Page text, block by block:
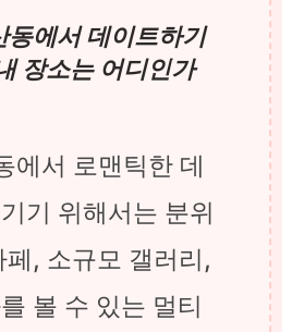
동에서 데이트하기
장소는 어디인가
에서 로맨틱한 데
기 위해서는 분위
페, 소규모 갤러리,
볼 수 있는 멀티